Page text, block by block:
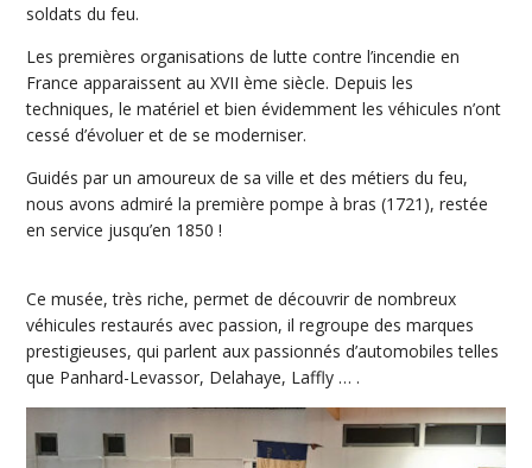
soldats du feu.
Les premières organisations de lutte contre l’incendie en
France apparaissent au XVII ème siècle. Depuis les
techniques, le matériel et bien évidemment les véhicules n’ont
cessé d’évoluer et de se moderniser.
Guidés par un amoureux de sa ville et des métiers du feu,
nous avons admiré la première pompe à bras (1721), restée
en service jusqu’en 1850 !
Ce musée, très riche, permet de découvrir de nombreux
véhicules restaurés avec passion, il regroupe des marques
prestigieuses, qui parlent aux passionnés d’automobiles telles
que Panhard-Levassor, Delahaye, Laffly … .